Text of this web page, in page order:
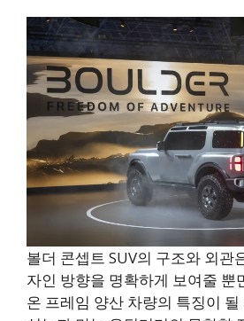
볼더 콘셉트 SUV의 구조와 외관
자인 방향을 명확하게 보여줄 뿐
온 프레임 양산 차량의 특징이